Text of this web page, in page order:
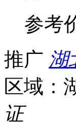
参考
推广 湖
区域：
证